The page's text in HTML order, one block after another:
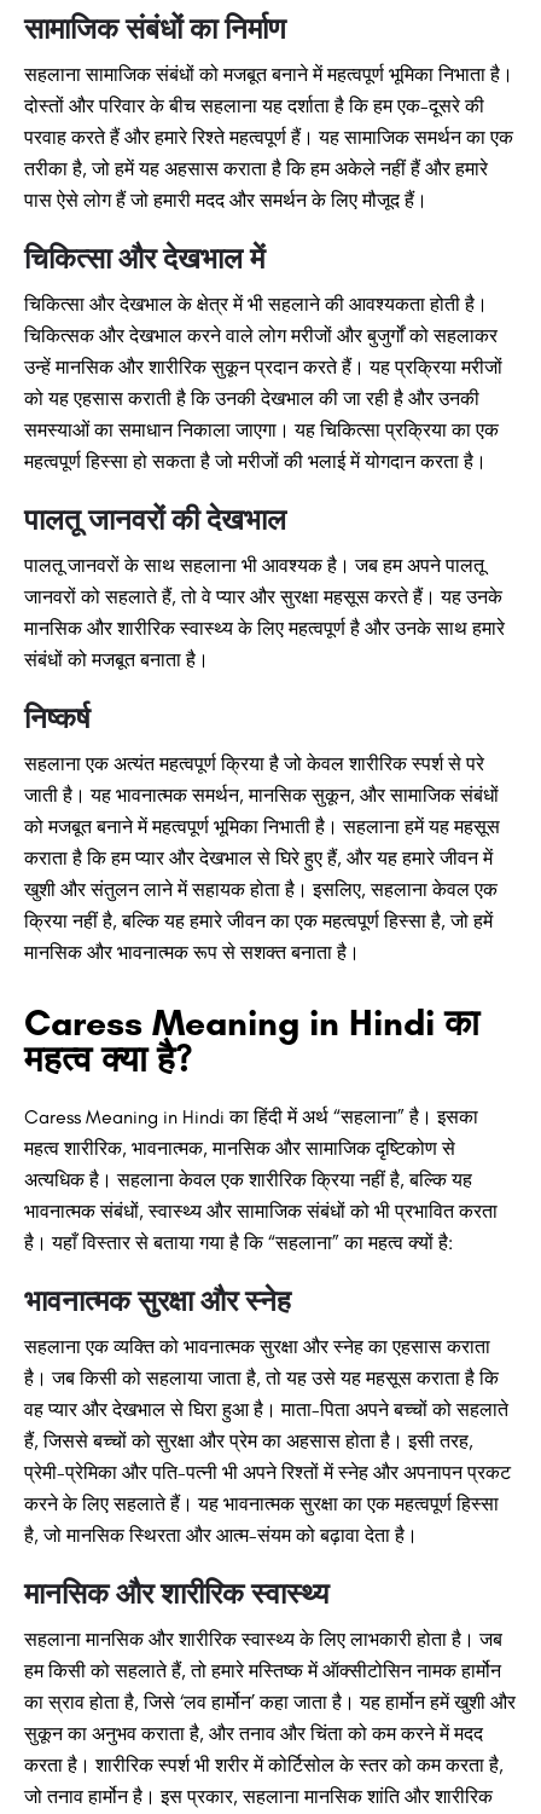
सामाजिक संबंधों का निर्माण
सहलाना सामाजिक संबंधों को मजबूत बनाने में महत्वपूर्ण भूमिका निभाता है।
दोस्तों और परिवार के बीच सहलाना यह दर्शाता है कि हम एक-दूसरे की
परवाह करते हैं और हमारे रिश्ते महत्वपूर्ण हैं। यह सामाजिक समर्थन का एक
तरीका है, जो हमें यह अहसास कराता है कि हम अकेले नहीं हैं और हमारे
पास ऐसे लोग हैं जो हमारी मदद और समर्थन के लिए मौजूद हैं।
चिकित्सा और देखभाल में
चिकित्सा और देखभाल के क्षेत्र में भी सहलाने की आवश्यकता होती है।
चिकित्सक और देखभाल करने वाले लोग मरीजों और बुजुर्गों को सहलाकर
उन्हें मानसिक और शारीरिक सुकून प्रदान करते हैं। यह प्रक्रिया मरीजों
को यह एहसास कराती है कि उनकी देखभाल की जा रही है और उनकी
समस्याओं का समाधान निकाला जाएगा। यह चिकित्सा प्रक्रिया का एक
महत्वपूर्ण हिस्सा हो सकता है जो मरीजों की भलाई में योगदान करता है।
पालतू जानवरों की देखभाल
पालतू जानवरों के साथ सहलाना भी आवश्यक है। जब हम अपने पालतू
जानवरों को सहलाते हैं, तो वे प्यार और सुरक्षा महसूस करते हैं। यह उनके
मानसिक और शारीरिक स्वास्थ्य के लिए महत्वपूर्ण है और उनके साथ हमारे
संबंधों को मजबूत बनाता है।
निष्कर्ष
सहलाना एक अत्यंत महत्वपूर्ण क्रिया है जो केवल शारीरिक स्पर्श से परे
जाती है। यह भावनात्मक समर्थन, मानसिक सुकून, और सामाजिक संबंधों
को मजबूत बनाने में महत्वपूर्ण भूमिका निभाती है। सहलाना हमें यह महसूस
कराता है कि हम प्यार और देखभाल से घिरे हुए हैं, और यह हमारे जीवन में
खुशी और संतुलन लाने में सहायक होता है। इसलिए, सहलाना केवल एक
क्रिया नहीं है, बल्कि यह हमारे जीवन का एक महत्वपूर्ण हिस्सा है, जो हमें
मानसिक और भावनात्मक रूप से सशक्त बनाता है।
Caress Meaning in Hindi का
महत्व क्या है?
Caress Meaning in Hindi का हिंदी में अर्थ “सहलाना” है। इसका
महत्व शारीरिक, भावनात्मक, मानसिक और सामाजिक दृष्टिकोण से
अत्यधिक है। सहलाना केवल एक शारीरिक क्रिया नहीं है, बल्कि यह
भावनात्मक संबंधों, स्वास्थ्य और सामाजिक संबंधों को भी प्रभावित करता
है। यहाँ विस्तार से बताया गया है कि “सहलाना” का महत्व क्यों है:
भावनात्मक सुरक्षा और स्नेह
सहलाना एक व्यक्ति को भावनात्मक सुरक्षा और स्नेह का एहसास कराता
है। जब किसी को सहलाया जाता है, तो यह उसे यह महसूस कराता है कि
वह प्यार और देखभाल से घिरा हुआ है। माता-पिता अपने बच्चों को सहलाते
हैं, जिससे बच्चों को सुरक्षा और प्रेम का अहसास होता है। इसी तरह,
प्रेमी-प्रेमिका और पति-पत्नी भी अपने रिश्तों में स्नेह और अपनापन प्रकट
करने के लिए सहलाते हैं। यह भावनात्मक सुरक्षा का एक महत्वपूर्ण हिस्सा
है, जो मानसिक स्थिरता और आत्म-संयम को बढ़ावा देता है।
मानसिक और शारीरिक स्वास्थ्य
सहलाना मानसिक और शारीरिक स्वास्थ्य के लिए लाभकारी होता है। जब
हम किसी को सहलाते हैं, तो हमारे मस्तिष्क में ऑक्सीटोसिन नामक हार्मोन
का स्राव होता है, जिसे ‘लव हार्मोन’ कहा जाता है। यह हार्मोन हमें खुशी और
सुकून का अनुभव कराता है, और तनाव और चिंता को कम करने में मदद
करता है। शारीरिक स्पर्श भी शरीर में कोर्टिसोल के स्तर को कम करता है,
जो तनाव हार्मोन है। इस प्रकार, सहलाना मानसिक शांति और शारीरिक